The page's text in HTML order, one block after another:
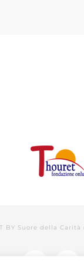
BY Suore della